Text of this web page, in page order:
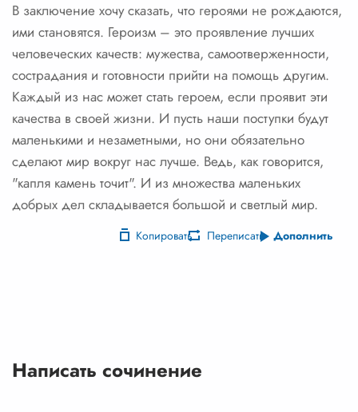
В заключение хочу сказать, что героями не рождаются,
ими становятся. Героизм – это проявление лучших
человеческих качеств: мужества, самоотверженности,
сострадания и готовности прийти на помощь другим.
Каждый из нас может стать героем, если проявит эти
качества в своей жизни. И пусть наши поступки будут
маленькими и незаметными, но они обязательно
сделают мир вокруг нас лучше. Ведь, как говорится,
"капля камень точит". И из множества маленьких
добрых дел складывается большой и светлый мир.
Копировать Переписать Дополнить
Написать сочинение